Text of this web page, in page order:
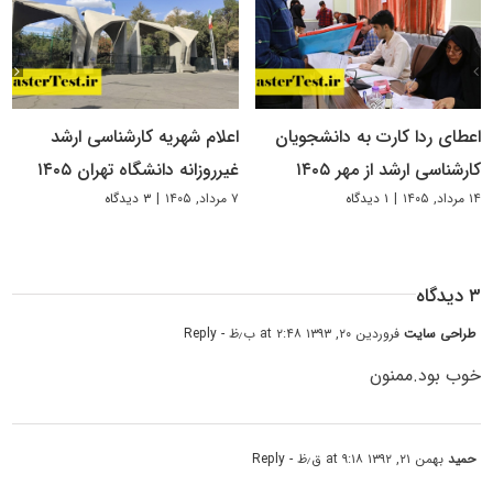
اعطای ردا کارت به دانشجویان
کارشناسی ارشد از مهر ۱۴۰۵
۱۴ مرداد, ۱۴۰۵ | ۱ دیدگاه
اعلام شهریه کارشناسی ارشد
غیرروزانه دانشگاه تهران ۱۴۰۵
۷ مرداد, ۱۴۰۵ | ۳ دیدگاه
۳ دیدگاه
طراحی سایتفروردین ۲۰, ۱۳۹۳ at ۲:۴۸ ب٫ظ - Reply
خوب بود.ممنون
حمیدبهمن ۲۱, ۱۳۹۲ at ۹:۱۸ ق٫ظ - Reply